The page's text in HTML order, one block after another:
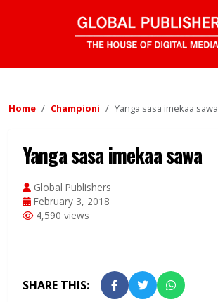
Home Championi Yanga sasa imekaa sawa
Yanga sasa imekaa sawa
Global Publishers
February 3, 2018
4,590 views
SHARE THIS: